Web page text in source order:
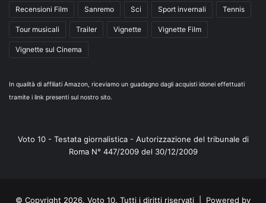
Recensioni Film Sanremo Sci Sport invernali Tennis
Tour musicali Trailer Vignette Vignette Film
Vignette sul Cinema
In qualità di affiliati Amazon, riceviamo un guadagno dagli acquisti idonei effettuati
tramite i link presenti sul nostro sito.
Voto 10 - Testata giornalistica - Autorizzazione del tribunale di
Roma N° 447/2009 del 30/12/2009
© Copyright 2026, Voto 10. Tutti i diritti riservati | Powered by